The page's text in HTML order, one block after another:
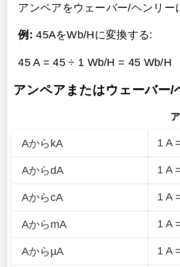
アンペアをウェーバー/ヘンリー
例:45AをWb/Hに変換する:
45 A = 45 ÷ 1 Wb/H = 45 Wb/H
アンペアまたはウェーバー/
AからkA 1 A
AからdA 1 A
AからcA 1 A
AからmA 1 A
AからµA 1 A